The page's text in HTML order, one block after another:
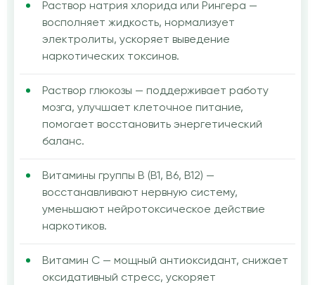
Раствор натрия хлорида или Рингера —
восполняет жидкость, нормализует
электролиты, ускоряет выведение
наркотических токсинов.
Раствор глюкозы — поддерживает работу
мозга, улучшает клеточное питание,
помогает восстановить энергетический
баланс.
Витамины группы B (B1, B6, B12) —
восстанавливают нервную систему,
уменьшают нейротоксическое действие
наркотиков.
Витамин C — мощный антиоксидант, снижает
оксидативный стресс, ускоряет